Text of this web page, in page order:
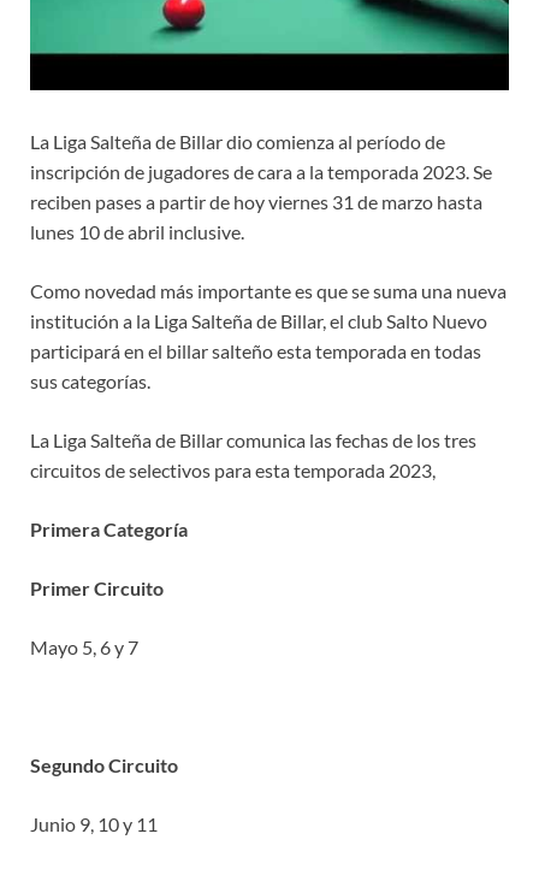
La Liga Salteña de Billar dio comienza al período de
inscripción de jugadores de cara a la temporada 2023. Se
reciben pases a partir de hoy viernes 31 de marzo hasta
lunes 10 de abril inclusive.
Como novedad más importante es que se suma una nueva
institución a la Liga Salteña de Billar, el club Salto Nuevo
participará en el billar salteño esta temporada en todas
sus categorías.
La Liga Salteña de Billar comunica las fechas de los tres
circuitos de selectivos para esta temporada 2023,
Primera Categoría
Primer Circuito
Mayo 5, 6 y 7
Segundo Circuito
Junio 9, 10 y 11